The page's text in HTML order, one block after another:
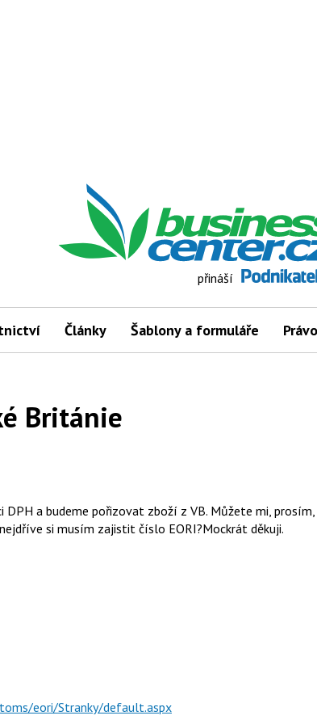
přináší
Články Šablony a formuláře
Británie
DPH a budeme pořizovat zboží z VB. Můžete mi, prosím,
si musím zajistit číslo EORI?Mockrát děkuji.
eori/Stranky/default.aspx